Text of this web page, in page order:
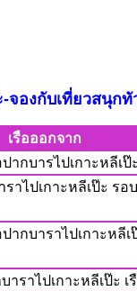
-จองกับเที่ยวสนุก
เรือออกจาก
ากบารไปเกาะหลีเป๊
าไปเกาะหลีเป๊ะ รอ
ากบาราไปเกาะหลีเ
าราไปเกาะหลีเป๊ะ เ